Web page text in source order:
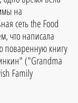
на
сеть the Food
что написала
поваренную книгу
("Grandma
Family